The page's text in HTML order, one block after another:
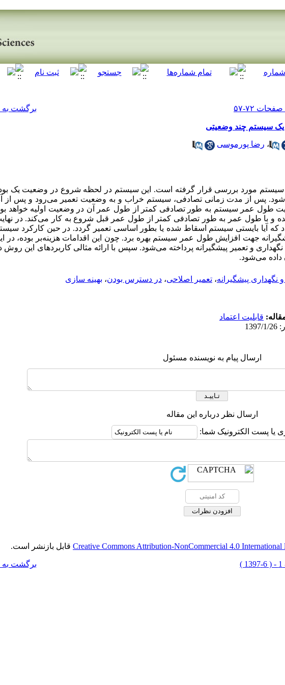
برگشت
یک سیستم چند وضعیتی
، رضا پورموسی
سیستم مورد بررسی قرار گرفته است. این سیستم در لحظه شروع در وضعیت یک
پس از مدت زمانی تصادفی، سیستم خراب و به وضعیت تعمیر می‌رود و پس از
طول عمر سیستم به طور تصادفی کمتر از طول عمر آن در وضعیت اولیه خواهد
و با طول عمر به طور تصادفی کمتر از طول عمر قبل شروع به کار می‌کند. در
آیا بایستی سیستم اسقاط شده یا بطور اساسی تعمیر گردد. در حین کارکرد
جهت افزایش طول عمر سیستم بهره برد. چون این اقدامات هزینه‌بر بوده، در
و تعمیر پیشگیرانه پرداخته می‌شود. سپس با ارائه مثالی کاربردهای این روش
داده می‌شود.
نگهداری پیشگیرانه، تعمیر اصلاحی، در دسترس بودن، بهینه سازی
قابلیت اعتماد
ارسال پیام به نویسنده مسئول
ارسال نظر درباره این مقاله
یا پست الکترونیک شما:
Creative Commons Attribution-NonCommercial 4.0 International قابل بازنشر است.
برگشت